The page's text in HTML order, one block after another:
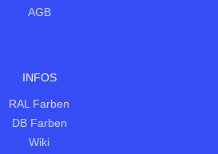
AGB
INFOS
RAL Farben
DB Farben
Wiki